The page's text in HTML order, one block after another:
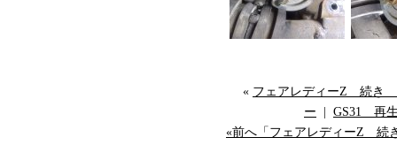
« フェアレディーZ 続き
ー
GS31 再
«前へ「フェアレディーZ 続